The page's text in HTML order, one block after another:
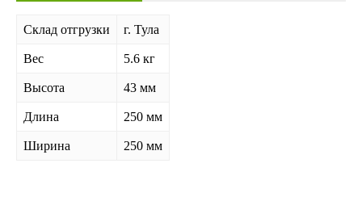
Склад отгрузки г. Тула
Вес 5.6 кг
Высота 43 мм
Длина 250 мм
Ширина 250 мм